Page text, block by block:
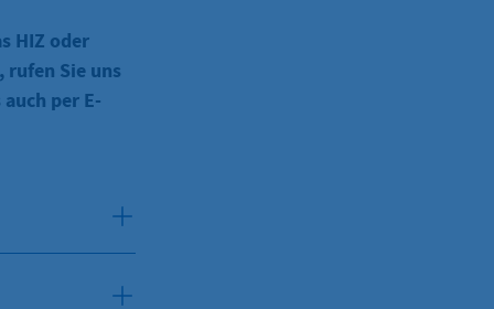
HIZ oder
rufen Sie uns
per E-